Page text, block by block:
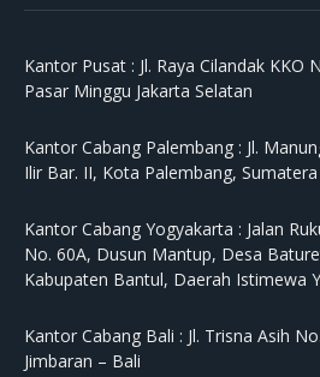
Kantor Pusat : Jl. Raya Cilandak KKO
Pasar Minggu Jakarta Selatan
Kantor Cabang Palembang : Jl.
Ilir Bar. II, Kota Palembang,
Kantor Cabang Yogyakarta : Jalan
No. 60A, Dusun Mantup, Desa
Kabupaten Bantul, Daerah Istimewa
Kantor Cabang Bali : Jl. Trisna Asih
Jimbaran – Bali